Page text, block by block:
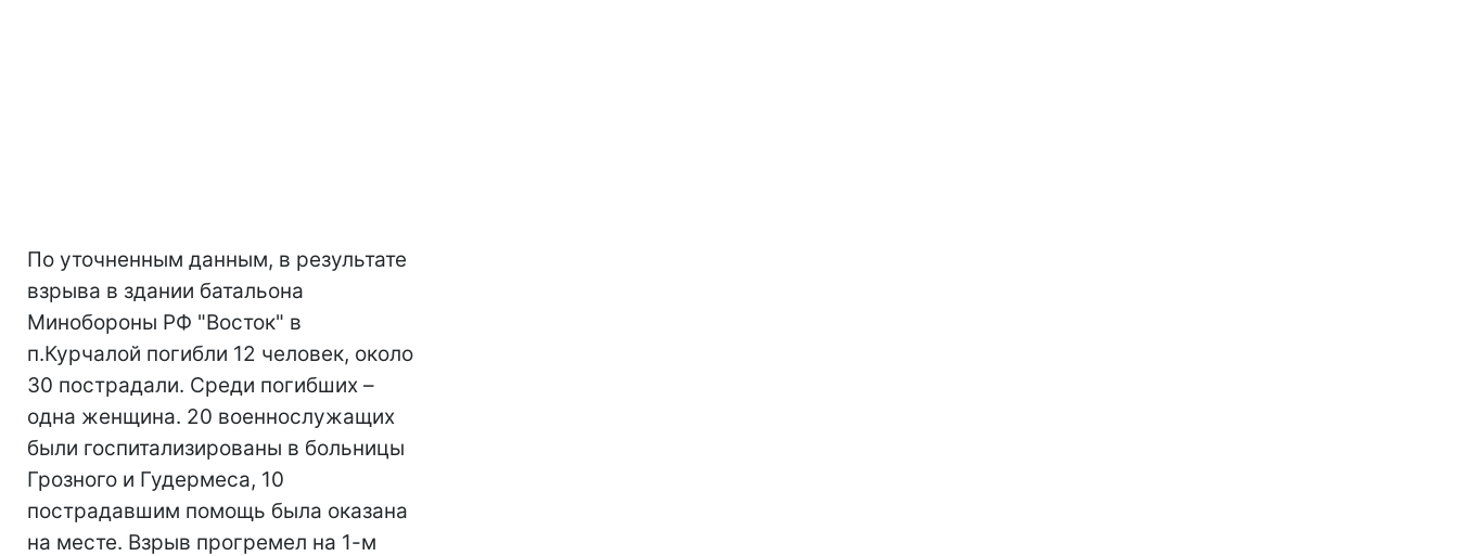
По уточненным данным, в результате
взрыва в здании батальона
Минобороны РФ "Восток" в
п.Курчалой погибли 12 человек, около
30 пострадали. Среди погибших –
одна женщина. 20 военнослужащих
были госпитализированы в больницы
Грозного и Гудермеса, 10
пострадавшим помощь была оказана
на месте. Взрыв прогремел на 1-м